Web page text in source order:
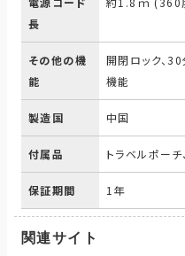
長
その他の機
能
開閉ロック、
機能
製造国 中国
付属品 トラベルポー
保証期間 1年
関連サイト